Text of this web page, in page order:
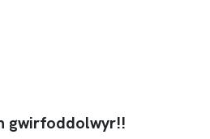
gwirfoddolwyr!!